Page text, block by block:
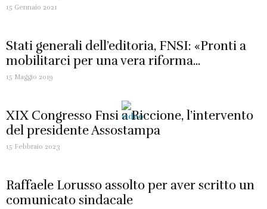
15 Gennaio 2021
Stati generali dell’editoria, FNSI: «Pronti a
mobilitarci per una vera riforma...
15 Maggio 2019
XIX Congresso Fnsi a Riccione, l’intervento
del presidente Assostampa
15 Febbraio 2023
Raffaele Lorusso assolto per aver scritto un
comunicato sindacale